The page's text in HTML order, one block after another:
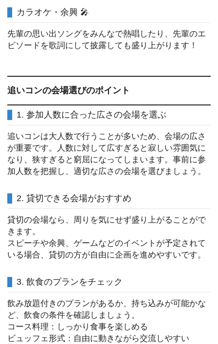
カラオケ・余興 🎤
先輩の思い出ソングをみんなで熱唱したり、先輩のエ
ピソードを歌詞にして披露しても盛り上がります！
追いコンの会場選びのポイント
1. 参加人数に合った広さの会場を選ぶ
追いコンは大人数で行うことが多いため、会場の広さ
が重要です。人数に対して広すぎると寂しい雰囲気に
なり、狭すぎると窮屈になってしまいます。事前に参
加人数を把握し、適切な広さの会場を選びましょう。
2. 貸切できる会場がおすすめ
貸切の会場なら、周りを気にせず盛り上がることがで
きます。
スピーチや余興、ゲームなどのイベントが予定されて
いる場合、貸切の方が自由に企画を進めやすいです。
3. 飲食のプランをチェック
飲み放題付きのプランがあるか、持ち込みが可能かな
ど、飲食の条件を確認しましょう。
コース料理：しっかり食事を楽しめる
ビュッフェ形式：自由に動きながら交流しやすい